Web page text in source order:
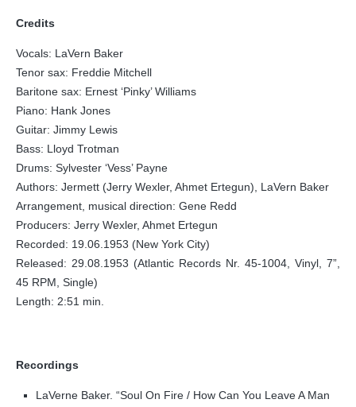
Credits
Vocals: LaVern Baker
Tenor sax: Freddie Mitchell
Baritone sax: Ernest ‘Pinky’ Williams
Piano: Hank Jones
Guitar: Jimmy Lewis
Bass: Lloyd Trotman
Drums: Sylvester ‘Vess’ Payne
Authors: Jermett (Jerry Wexler, Ahmet Ertegun), LaVern Baker
Arrangement, musical direction: Gene Redd
Producers: Jerry Wexler, Ahmet Ertegun
Recorded: 19.06.1953 (New York City)
Released: 29.08.1953 (Atlantic Records Nr. 45-1004, Vinyl, 7”,
45 RPM, Single)
Length: 2:51 min.
Recordings
LaVerne Baker. “Soul On Fire / How Can You Leave A Man